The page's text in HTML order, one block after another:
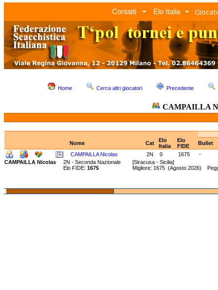
Contatti Elo Italia
Home Cerca altri giocatori Precedente
CAMPAILLA
Nome Cat
Elo
Italia
Elo
FIDE
Bullet
CAMPAILLA Nicolas
2N 0 1675
-
CAMPAILLA Nicolas
2N - Seconda Nazionale [Siracusa - Sicilia]
Elo FIDE: 1675 Migliore: 1675 (Agosto 2026)